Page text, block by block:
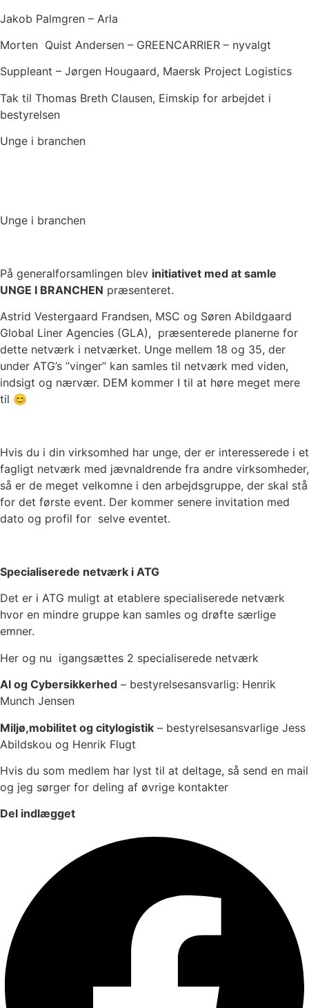
Jakob Palmgren – Arla
Morten Quist Andersen – GREENCARRIER – nyvalgt
Suppleant – Jørgen Hougaard, Maersk Project Logistics
Tak til Thomas Breth Clausen, Eimskip for arbejdet i
bestyrelsen
Unge i branchen
Unge i branchen
På generalforsamlingen blev initiativet med at samle
UNGE I BRANCHEN præsenteret.
Astrid Vestergaard Frandsen, MSC og Søren Abildgaard
Global Liner Agencies (GLA), præsenterede planerne for
dette netværk i netværket. Unge mellem 18 og 35, der
under ATG’s ”vinger” kan samles til netværk med viden,
indsigt og nærvær. DEM kommer I til at høre meget mere
til 😊
Hvis du i din virksomhed har unge, der er interesserede i et
fagligt netværk med jævnaldrende fra andre virksomheder,
så er de meget velkomne i den arbejdsgruppe, der skal stå
for det første event. Der kommer senere invitation med
dato og profil for selve eventet.
Specialiserede netværk i ATG
Det er i ATG muligt at etablere specialiserede netværk
hvor en mindre gruppe kan samles og drøfte særlige
emner.
Her og nu igangsættes 2 specialiserede netværk
AI og Cybersikkerhed – bestyrelsesansvarlig: Henrik
Munch Jensen
Miljø,mobilitet og citylogistik – bestyrelsesansvarlige Jess
Abildskou og Henrik Flugt
Hvis du som medlem har lyst til at deltage, så send en mail
og jeg sørger for deling af øvrige kontakter
Del indlægget